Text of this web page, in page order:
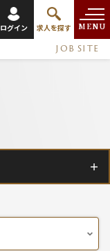
ログイン 求人を探す MENU
JOB SITE